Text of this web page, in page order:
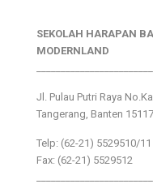
SEKOLAH HARAPAN
MODERNLAND
Jl. Pulau Putri Raya
Tangerang, Banten 15117
Telp: (62-21) 5529510/11
Fax: (62-21) 5529512